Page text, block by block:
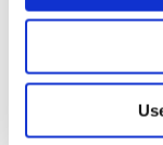
Artículos